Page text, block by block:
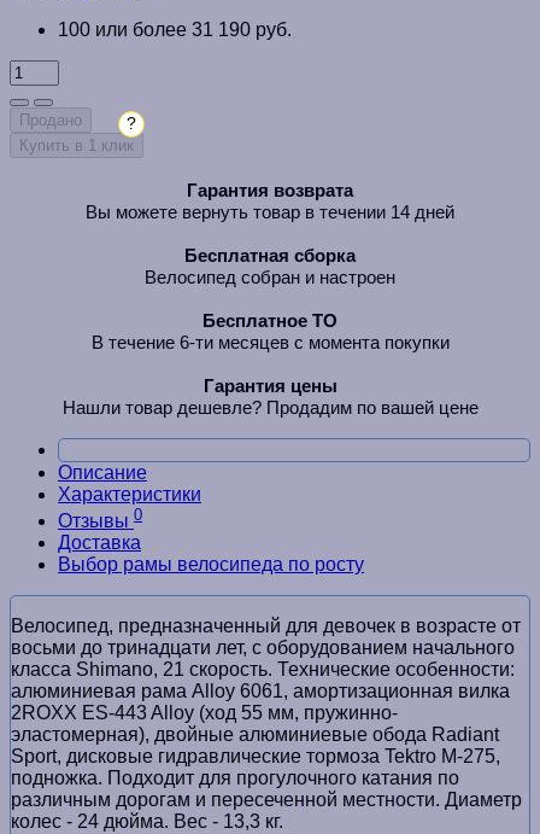
100 или более 31 190 руб.
Продано
Купить в 1 клик
?
Гарантия возврата
Вы можете вернуть товар в течении 14 дней
Бесплатная сборка
Велосипед собран и настроен
Бесплатное ТО
В течение 6-ти месяцев с момента покупки
Гарантия цены
Нашли товар дешевле? Продадим по вашей цене
Описание
Характеристики
Отзывы 0
Доставка
Выбор рамы велосипеда по росту
Велосипед, предназначенный для девочек в возрасте от
восьми до тринадцати лет, с оборудованием начального
класса Shimano, 21 скорость. Технические особенности:
алюминиевая рама Alloy 6061, амортизационная вилка
2ROXX ES-443 Alloy (ход 55 мм, пружинно-
эластомерная), двойные алюминиевые обода Radiant
Sport, дисковые гидравлические тормоза Tektro M-275,
подножка. Подходит для прогулочного катания по
различным дорогам и пересеченной местности. Диаметр
колес - 24 дюйма. Вес - 13,3 кг.